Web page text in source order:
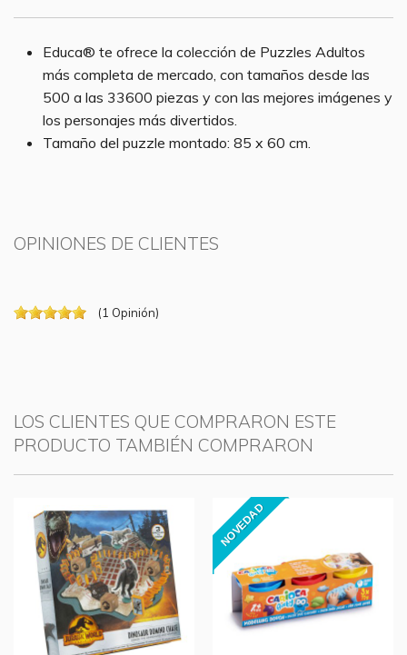
Educa® te ofrece la colección de Puzzles Adultos
más completa de mercado, con tamaños desde las
500 a las 33600 piezas y con las mejores imágenes y
los personajes más divertidos.
Tamaño del puzzle montado: 85 x 60 cm.
OPINIONES DE CLIENTES
(1 Opinión)
LOS CLIENTES QUE COMPRARON ESTE
PRODUCTO TAMBIÉN COMPRARON
NOVEDAD